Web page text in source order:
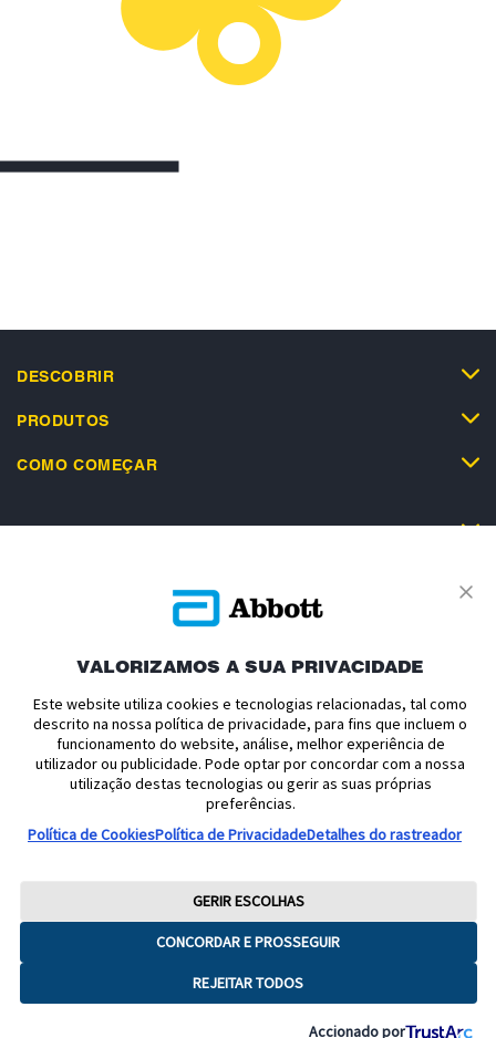
DESCOBRIR
PRODUTOS
COMO COMEÇAR
SUPORTE
Termos e Condições de Venda
Politica de cookies
Declaração de Acessibilidade
Aviso relativo à Lei de Dados
Preferências de Cookies
Publicidade de dispositivos médicos - Consultar cuidadosamente a
rotulagem e as instruções de utilização para obter informações, avisos e
questão relacionada com a sua diabetes, consulte sempre o seu profissional
de saúde. O invólucro do sensor, FreeStyle, Libre e marcas relacionadas são
escrito, da Abbott Laboratories, exceto para identificar os produtos ou
serviços da empresa. As imagens dos produtos são apenas para fins
ilustrativos. Copyright © 2026 Abbott.
VALORIZAMOS A SUA PRIVACIDADE
Este website utiliza cookies e tecnologias relacionadas, tal como
descrito na nossa política de privacidade, para fins que incluem o
funcionamento do website, análise, melhor experiência de
utilizador ou publicidade. Pode optar por concordar com a nossa
utilização destas tecnologias ou gerir as suas próprias
preferências.
Política de CookiesPolítica de PrivacidadeDetalhes do rastreador
CONCORDAR E PROSSEGUIR
REJEITAR TODOS
GERIR ESCOLHAS
Accionado por